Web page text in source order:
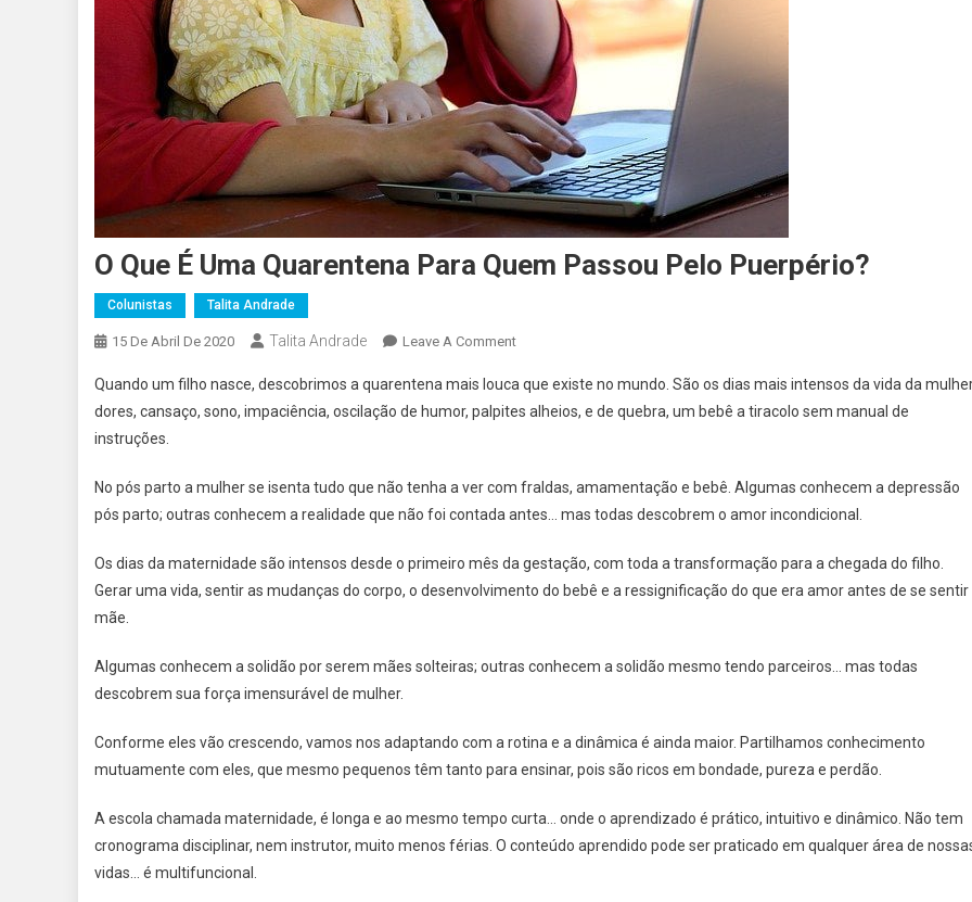
O Que É Uma Quarentena Para Quem Passou Pelo Puerpério?
Colunistas Talita Andrade
15 De Abril De 2020 Talita Andrade Leave A CommentOn
Que
É
Para
Quem
Pelo
Puerpério?
Quando um filho nasce, descobrimos a quarentena mais louca que existe no mundo. São os dias mais intensos da vida da
dores, cansaço, sono, impaciência, oscilação de humor, palpites alheios, e de quebra, um bebê a tiracolo sem manual de
instruções.
No pós parto a mulher se isenta tudo que não tenha a ver com fraldas, amamentação e bebê. Algumas conhecem a depressão
pós parto; outras conhecem a realidade que não foi contada antes… mas todas descobrem o amor incondicional.
Os dias da maternidade são intensos desde o primeiro mês da gestação, com toda a transformação para a chegada do filho.
Gerar uma vida, sentir as mudanças do corpo, o desenvolvimento do bebê e a ressignificação do que era amor antes de se sentir
mãe.
Algumas conhecem a solidão por serem mães solteiras; outras conhecem a solidão mesmo tendo parceiros… mas todas
descobrem sua força imensurável de mulher.
Conforme eles vão crescendo, vamos nos adaptando com a rotina e a dinâmica é ainda maior. Partilhamos conhecimento
mutuamente com eles, que mesmo pequenos têm tanto para ensinar, pois são ricos em bondade, pureza e perdão.
A escola chamada maternidade, é longa e ao mesmo tempo curta… onde o aprendizado é prático, intuitivo e dinâmico. Não tem
cronograma disciplinar, nem instrutor, muito menos férias. O conteúdo aprendido pode ser praticado em qualquer área de
vidas… é multifuncional.